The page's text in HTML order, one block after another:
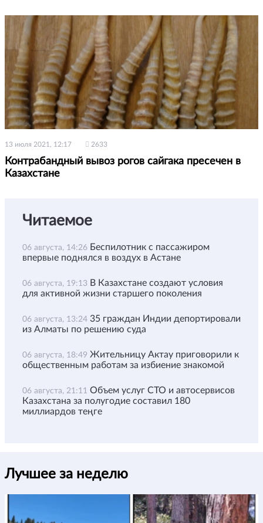
13 июля 2021, 12:17 2633
Контрабандный вывоз рогов сайгака пресечен в
Казахстане
Читаемое
06 августа, 14:26 Беспилотник с пассажиром
впервые поднялся в воздух в Астане
06 августа, 19:13 В Казахстане создают условия
для активной жизни старшего поколения
06 августа, 13:24 35 граждан Индии депортировали
из Алматы по решению суда
06 августа, 18:49 Жительницу Актау приговорили к
общественным работам за избиение знакомой
06 августа, 21:11 Объем услуг СТО и автосервисов
Казахстана за полугодие составил 180
миллиардов теңге
Лучшее за неделю